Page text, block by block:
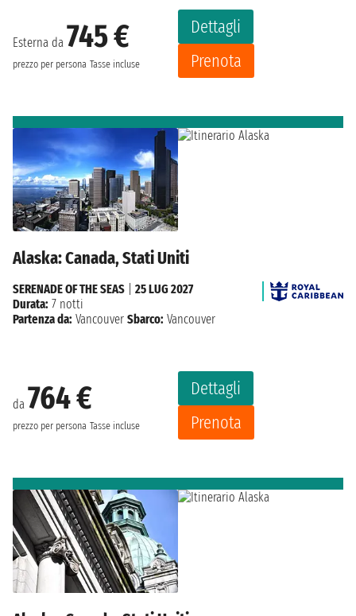
Esterna da 745 €
prezzo per persona Tasse incluse
Dettagli
Prenota
Alaska: Canada, Stati Uniti
da 764 €
prezzo per persona Tasse incluse
Dettagli
Prenota
SERENADE OF THE SEAS
25 LUG 2027
Durata: 7 notti
Partenza da: Vancouver Sbarco: Vancouver